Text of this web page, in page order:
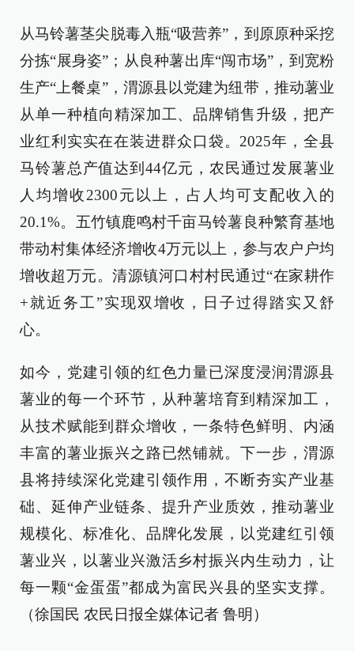
从马铃薯茎尖脱毒入瓶“吸营养”，到原原种采挖
分拣“展身姿”；从良种薯出库“闯市场”，到宽粉
生产“上餐桌”，渭源县以党建为纽带，推动薯业
从单一种植向精深加工、品牌销售升级，把产
业红利实实在在装进群众口袋。2025年，全县
马铃薯总产值达到44亿元，农民通过发展薯业
人均增收2300元以上，占人均可支配收入的
20.1%。五竹镇鹿鸣村千亩马铃薯良种繁育基地
带动村集体经济增收4万元以上，参与农户户均
增收超万元。清源镇河口村村民通过“在家耕作
+就近务工”实现双增收，日子过得踏实又舒
心。
如今，党建引领的红色力量已深度浸润渭源县
薯业的每一个环节，从种薯培育到精深加工，
从技术赋能到群众增收，一条特色鲜明、内涵
丰富的薯业振兴之路已然铺就。下一步，渭源
县将持续深化党建引领作用，不断夯实产业基
础、延伸产业链条、提升产业质效，推动薯业
规模化、标准化、品牌化发展，以党建红引领
薯业兴，以薯业兴激活乡村振兴内生动力，让
每一颗“金蛋蛋”都成为富民兴县的坚实支撑。
（徐国民 农民日报全媒体记者 鲁明）